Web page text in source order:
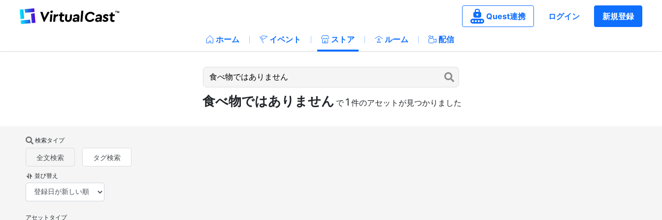
Quest連携 ログイン 新規登録
ホーム イベント ストア ルーム 配信
食べ物ではありません で 1 件のアセットが見つかりました
検索タイプ
全文検索 タグ検索
並び替え
アセットタイプ